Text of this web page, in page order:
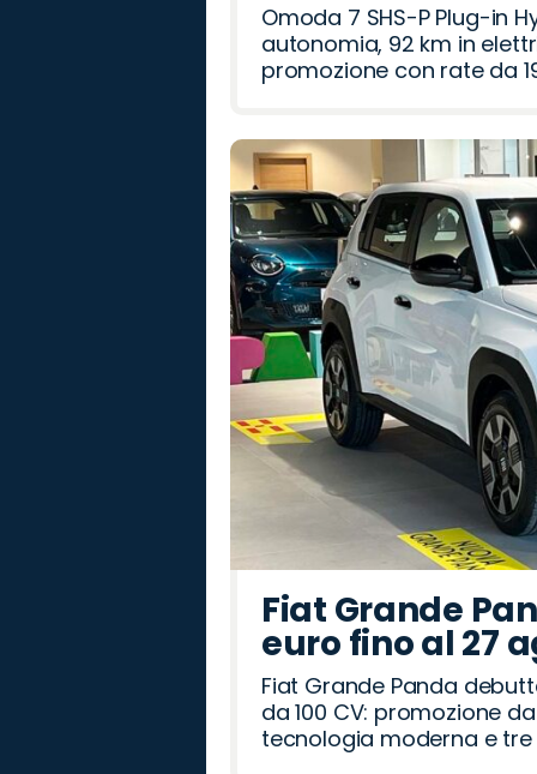
Omoda 7 SHS-P Plug-in
autonomia, 92 km in
promozione con rate da
Fiat Grande
euro fino al 27
Fiat Grande Panda
da 100 CV: promozione
tecnologia moderna e